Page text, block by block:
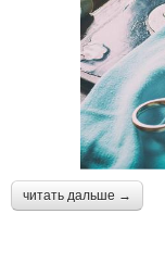
читать дальше →